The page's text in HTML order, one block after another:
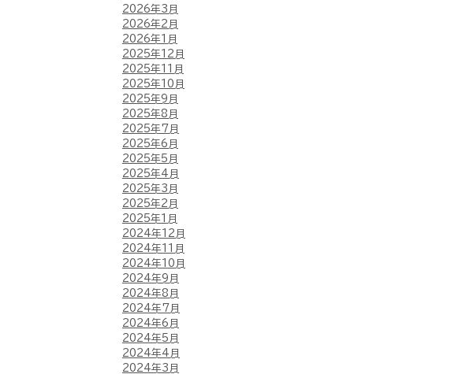
2026年3月
2026年2月
2026年1月
2025年12月
2025年11月
2025年10月
2025年9月
2025年8月
2025年7月
2025年6月
2025年5月
2025年4月
2025年3月
2025年2月
2025年1月
2024年12月
2024年11月
2024年10月
2024年9月
2024年8月
2024年7月
2024年6月
2024年5月
2024年4月
2024年3月